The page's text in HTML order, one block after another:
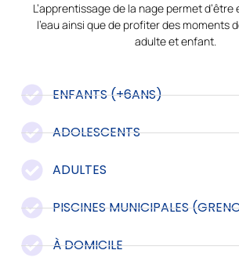
L’apprentissage de la nage permet
l’eau ainsi que de profiter des moments
adulte et enfant.
ENFANTS (+6ANS)
ADOLESCENTS
ADULTES
PISCINES MUNICIPALES
À DOMICILE